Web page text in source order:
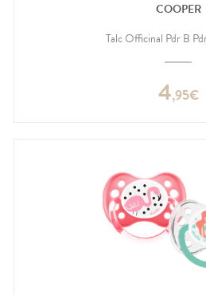
COOPER
Talc Officinal Pdr B
4,95€